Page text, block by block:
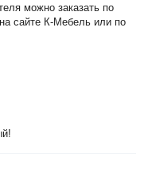
можно заказать по
сайте К-Мебель или по